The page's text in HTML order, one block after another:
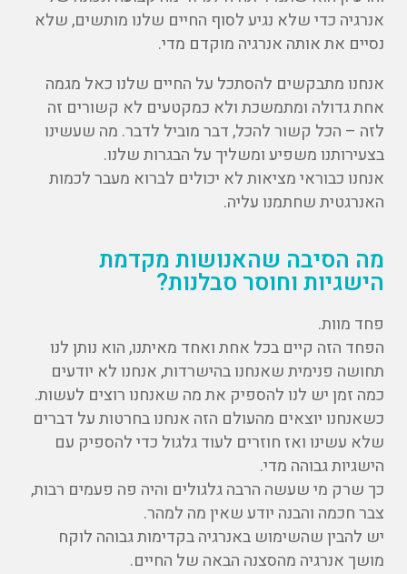
אנרגיה כדי שלא נגיע לסוף החיים שלנו מותשים, שלא
נסיים את אותה אנרגיה מוקדם מדי.
אנחנו מתבקשים להסתכל על החיים שלנו כאל מגמה
אחת גדולה ומתמשכת ולא כמקטעים לא קשורים זה
לזה – הכל קשור להכל, דבר מוביל לדבר. מה שעשינו
בצעירותנו משפיע ומשליך על הבגרות שלנו.
אנחנו כבוראי מציאות לא יכולים לברוא מעבר לכמות
האנרגטית שחתמנו עליה.
מה הסיבה שהאנושות מקדמת
הישגיות וחוסר סבלנות?
פחד מוות.
הפחד הזה קיים בכל אחת ואחד מאיתנו, הוא נותן לנו
תחושה פנימית שאנחנו בהישרדות, אנחנו לא יודעים
כמה זמן יש לנו להספיק את מה שאנחנו רוצים לעשות.
כשאנחנו יוצאים מהעולם הזה אנחנו בחרטות על דברים
שלא עשינו ואז חוזרים לעוד גלגול כדי להספיק עם
הישגיות גבוהה מדי.
כך שרק מי שעשה הרבה גלגולים והיה פה פעמים רבות,
צבר חכמה והבנה יודע שאין מה למהר.
יש להבין שהשימוש באנרגיה בקדימות גבוהה לוקח
מושך אנרגיה מהסצנה הבאה של החיים.